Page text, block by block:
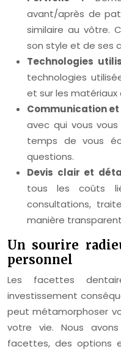
avant/après de
similaire au vôtre.
son style et de ses
Technologies
technologies
et sur les matériaux
Communication
avec qui vous
temps de vous
questions.
Devis clair et
tous les coûts
consultations,
manière
Un sourire
personnel
Les facettes
investissement
peut métamorphoser
votre vie. Nous
facettes, des options